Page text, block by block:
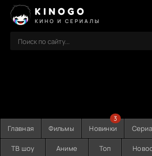
KINOGO
КИНО И СЕРИАЛЫ
Главная Фильмы Новинки
3
ТВ шоу Аниме Топ